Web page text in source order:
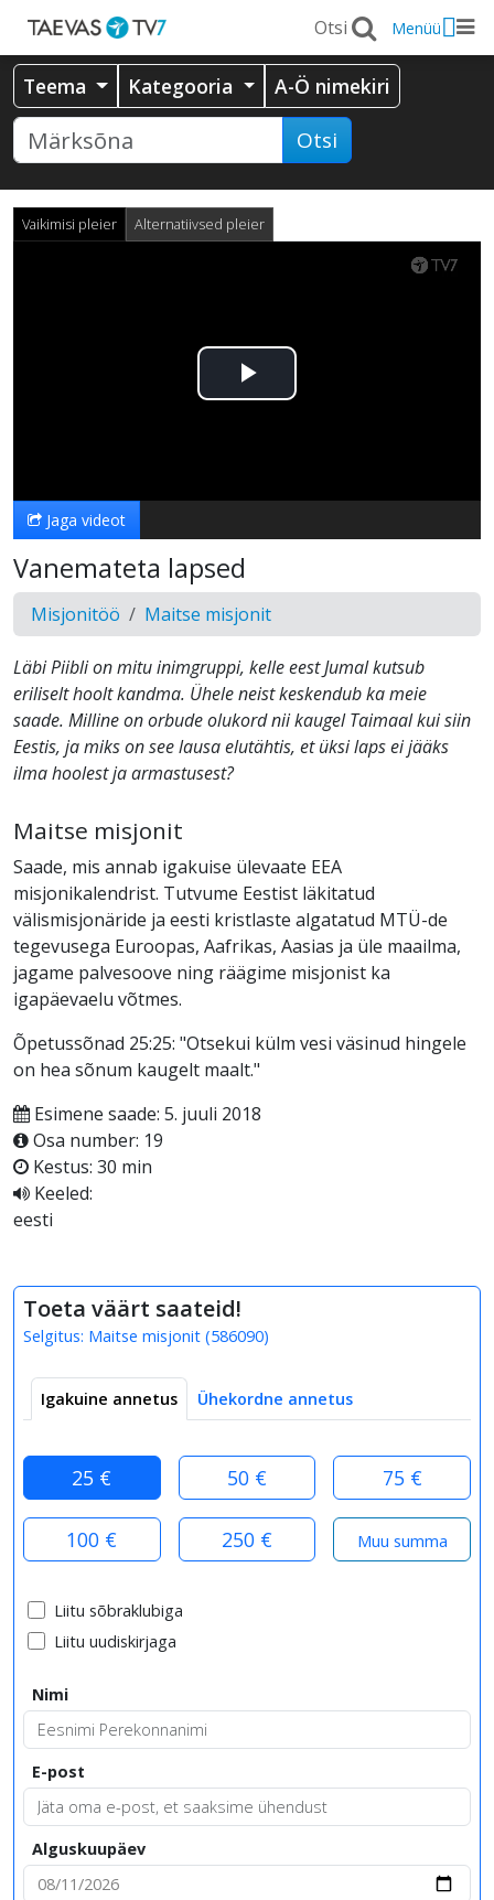
Menüü
Teema Kategooria A-Ö nimekiri
Otsi
Vaikimisi pleier Alternatiivsed pleier
Esita
Jaga videot
Vanemateta lapsed
Misjonitöö Maitse misjonit
Läbi Piibli on mitu inimgruppi, kelle eest Jumal kutsub
eriliselt hoolt kandma. Ühele neist keskendub ka meie
saade. Milline on orbude olukord nii kaugel Taimaal kui siin
Eestis, ja miks on see lausa elutähtis, et üksi laps ei jääks
ilma hoolest ja armastusest?
Maitse misjonit
Saade, mis annab igakuise ülevaate EEA
misjonikalendrist. Tutvume Eestist läkitatud
välismisjonäride ja eesti kristlaste algatatud MTÜ-de
tegevusega Euroopas, Aafrikas, Aasias ja üle maailma,
jagame palvesoove ning räägime misjonist ka
igapäevaelu võtmes.
Õpetussõnad 25:25: "Otsekui külm vesi väsinud hingele
on hea sõnum kaugelt maalt."
Esimene saade: 5. juuli 2018
Osa number: 19
Kestus: 30 min
Keeled:
eesti
Toeta väärt saateid!
Selgitus: Maitse misjonit (586090)
Igakuine annetus Ühekordne annetus
25 € 50 € 75 €
100 € 250 €
Liitu sõbraklubiga
Liitu uudiskirjaga
Nimi
E-post
Alguskuupäev